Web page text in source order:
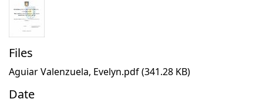
Files
Aguiar Valenzuela, Evelyn.pdf(341.28 KB)
Date